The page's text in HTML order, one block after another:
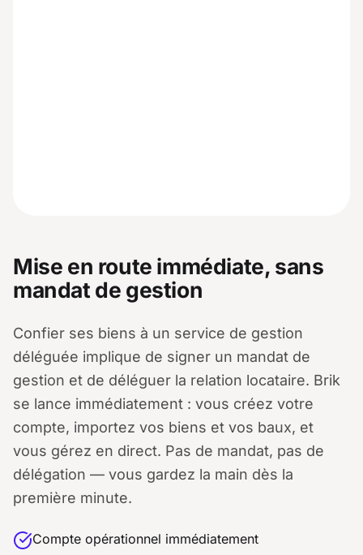
Mise en route immédiate, sans
mandat de gestion
Confier ses biens à un service de gestion
déléguée implique de signer un mandat de
gestion et de déléguer la relation locataire. Brik
se lance immédiatement : vous créez votre
compte, importez vos biens et vos baux, et
vous gérez en direct. Pas de mandat, pas de
délégation — vous gardez la main dès la
première minute.
Compte opérationnel immédiatement